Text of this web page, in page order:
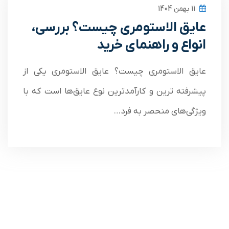
عایق الاستومری چیست؟ بررسی،
انواع و راهنمای خرید
عایق الاستومری چیست؟ عایق الاستومری یکی از
پیشرفته‌ ترین و کارآمدترین نوع عایق‌ها است که با
ویژگی‌های منحصر به فرد…